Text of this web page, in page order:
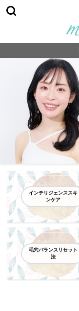
インテリジェンススキ
ンケア
毛穴バランスリセット
法